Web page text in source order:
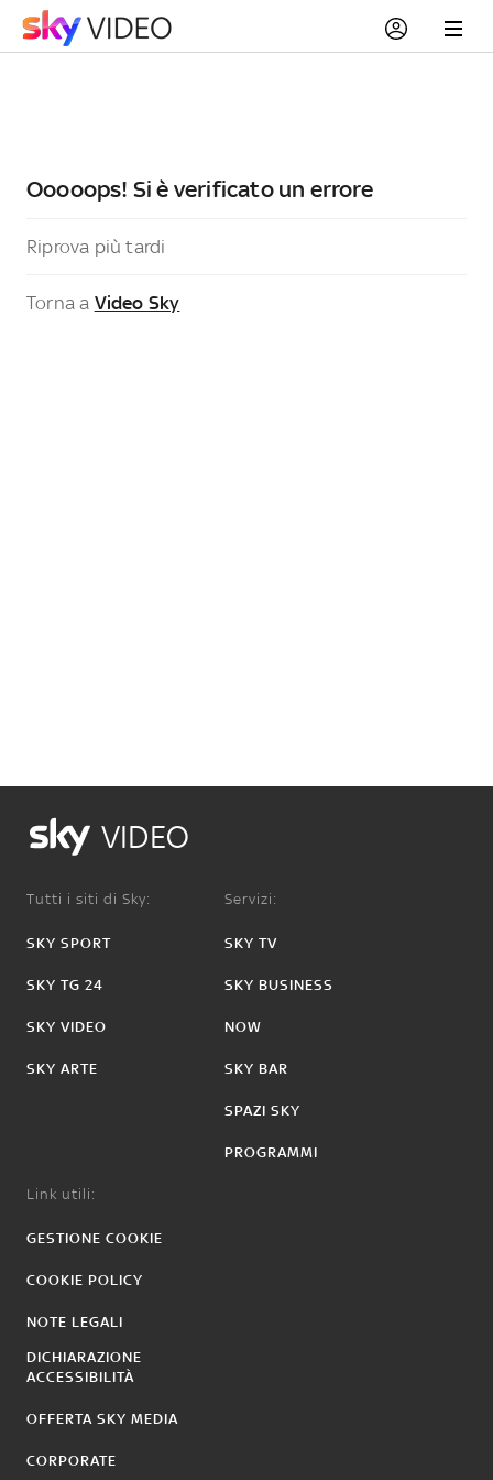
Ooooops! Si è verificato un errore
Riprova più tardi
Torna a Video Sky
VIDEO
Tutti i siti di Sky:
SKY SPORT
SKY TG 24
SKY VIDEO
SKY ARTE
Servizi:
SKY TV
SKY BUSINESS
NOW
SKY BAR
SPAZI SKY
PROGRAMMI
Link utili:
GESTIONE COOKIE
COOKIE POLICY
NOTE LEGALI
DICHIARAZIONE
ACCESSIBILITÀ
OFFERTA SKY MEDIA
CORPORATE